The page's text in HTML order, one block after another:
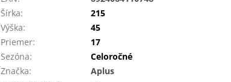
Šírka:
215
Výška:
45
Priemer:
17
Sezóna:
Celoročné
Značka:
Aplus